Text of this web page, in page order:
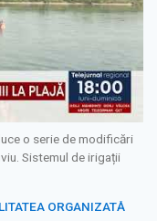
o serie de modificări
Sistemul de irigații
ORGANIZATĂ